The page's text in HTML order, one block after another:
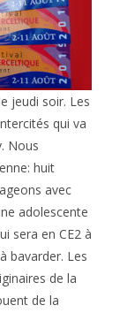
jeudi soir. Les
qui va
Nous
huit
avec
adolescente
sera en CE2 à
bavarder. Les
de la
de la